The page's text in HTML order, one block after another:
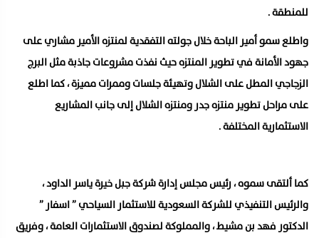
للمنطقة .
واطلع سمو أمير الباحة خلال جولته التفقدية لمنتزه الأمير مشاري على
جهود الأمانة في تطوير المنتزه حيث نفذت مشروعات جاذبة مثل البرج
الزجاجي المطل على الشلال وتهيئة جلسات وممرات مميزة ، كما اطلع
على مراحل تطوير منتزه جدر ومنتزه الشلال إلى جانب المشاريع
الاستثمارية المختلفة .
كما ألتقى سموه ، رئيس مجلس إدارة شركة جبل خيرة ياسر الداود ،
والرئيس التنفيذي للشركة السعودية للاستثمار السياحي ” اسفار ”
الدكتور فهد بن مشيط ، والمملوكة لصندوق الاستثمارات العامة ، وفريق